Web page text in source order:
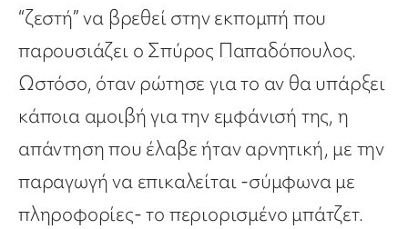
“ζεστή” να βρεθεί στην εκπομπή που
παρουσιάζει ο Σπύρος Παπαδόπουλος.
Ωστόσο, όταν ρώτησε για το αν θα υπάρξει
κάποια αμοιβή για την εμφάνισή της, η
απάντηση που έλαβε ήταν αρνητική, με την
παραγωγή να επικαλείται -σύμφωνα με
πληροφορίες- το περιορισμένο μπάτζετ.